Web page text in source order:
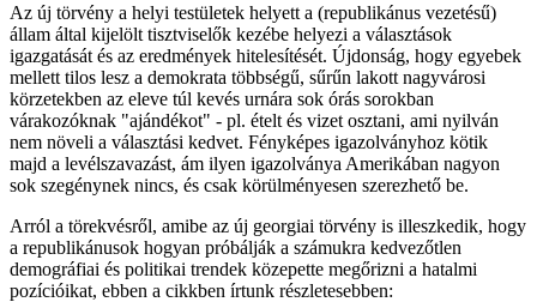
Az új törvény a helyi testületek helyett a (republikánus vezetésű)
állam által kijelölt tisztviselők kezébe helyezi a választások
igazgatását és az eredmények hitelesítését. Újdonság, hogy egyebek
mellett tilos lesz a demokrata többségű, sűrűn lakott nagyvárosi
körzetekben az eleve túl kevés urnára sok órás sorokban
várakozóknak "ajándékot" - pl. ételt és vizet osztani, ami nyilván
nem növeli a választási kedvet. Fényképes igazolványhoz kötik
majd a levélszavazást, ám ilyen igazolványa Amerikában nagyon
sok szegénynek nincs, és csak körülményesen szerezhető be.
Arról a törekvésről, amibe az új georgiai törvény is illeszkedik, hogy
a republikánusok hogyan próbálják a számukra kedvezőtlen
demográfiai és politikai trendek közepette megőrizni a hatalmi
pozícióikat, ebben a cikkben írtunk részletesebben: